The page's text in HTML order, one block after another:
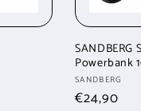
SANDBERG
Powerbank
Anbieter:
SANDBERG
Normaler
€24,90